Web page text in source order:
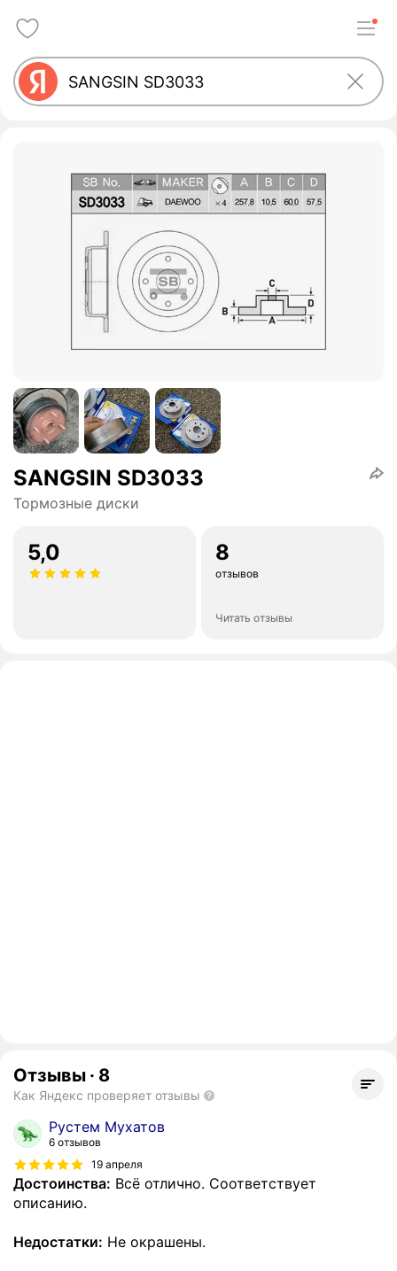
SANGSIN SD3033
Тормозные диски
5,0 8
отзывов
Читать отзывы
Отзывы · 8
Как Яндекс проверяет отзывы
Рустем Мухатов
6 отзывов
19 апреля
Достоинства: Всё отлично. Соответствует
описанию.
Недостатки: Не окрашены.